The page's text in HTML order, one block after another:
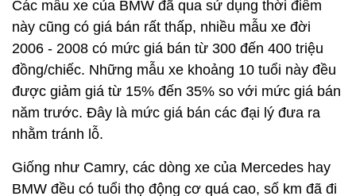
Giống như Camry, các dòng xe của Mercedes hay
BMW đều có tuổi thọ động cơ quá cao, số km đã đi
lớn và dung tích xylanh lớn, ăn xăng nhiều.
Trong khi đó, các mẫu Honda Accord cũng có giá
bán phần đông dưới 500 triệu đồng đối với phiên
bản đời xe trước năm 2010. Theo các đại lý, dòng
Honda Accord đa hết hàng, hiện trong nước chủ